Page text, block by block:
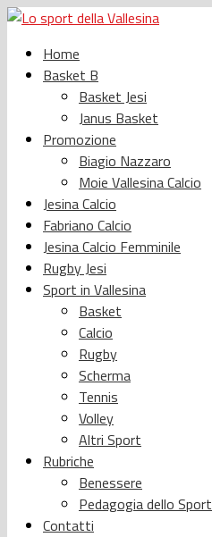
Home
Basket B
Basket Jesi
Janus Basket
Promozione
Biagio Nazzaro
Moie Vallesina Calcio
Jesina Calcio
Fabriano Calcio
Jesina Calcio Femminile
Rugby Jesi
Sport in Vallesina
Basket
Calcio
Rugby
Scherma
Tennis
Volley
Altri Sport
Rubriche
Benessere
Pedagogia dello Sport
Contatti